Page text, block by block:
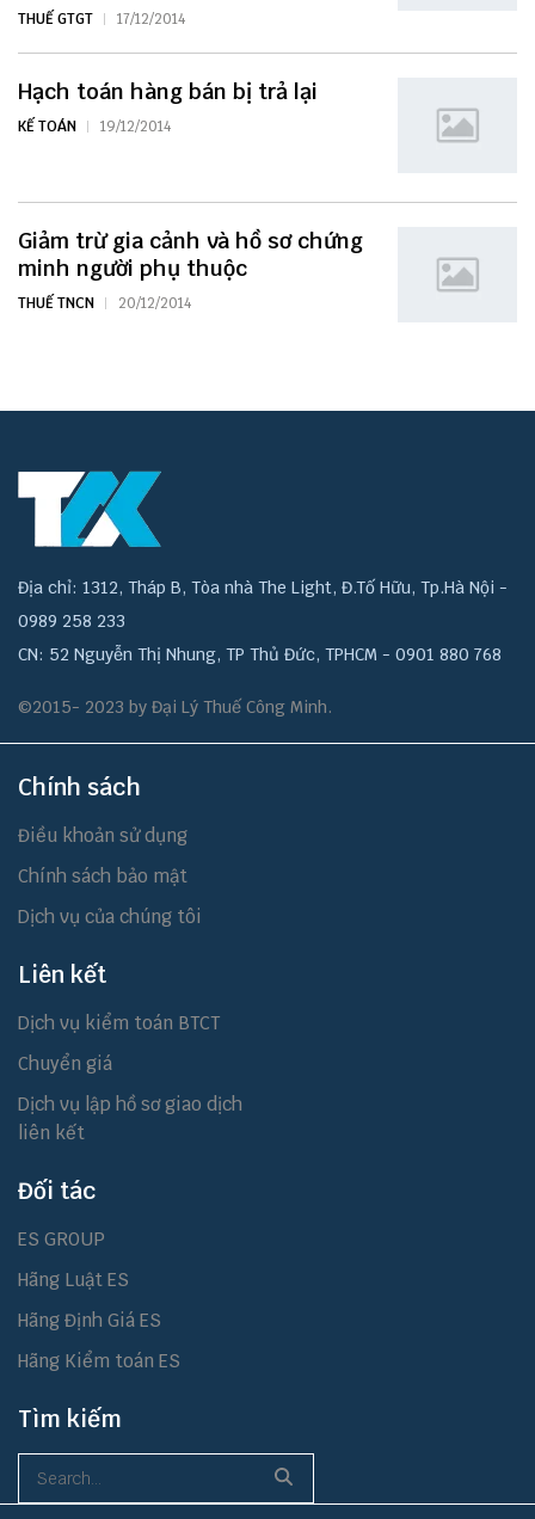
THUẾ GTGT 17/12/2014
Hạch toán hàng bán bị trả lại
KẾ TOÁN 19/12/2014
Giảm trừ gia cảnh và hồ sơ chứng
minh người phụ thuộc
THUẾ TNCN 20/12/2014
Địa chỉ: 1312, Tháp B, Tòa nhà The Light, Đ.Tố Hữu, Tp.Hà Nội -
0989 258 233
CN: 52 Nguyễn Thị Nhung, TP Thủ Đức, TPHCM - 0901 880 768
©2015- 2023 by Đại Lý Thuế Công Minh.
Chính sách
Điều khoản sử dụng
Chính sách bảo mật
Dịch vụ của chúng tôi
Liên kết
Dịch vụ kiểm toán BTCT
Chuyển giá
Dịch vụ lập hồ sơ giao dịch
liên kết
Đối tác
ES GROUP
Hãng Luật ES
Hãng Định Giá ES
Hãng Kiểm toán ES
Tìm kiếm